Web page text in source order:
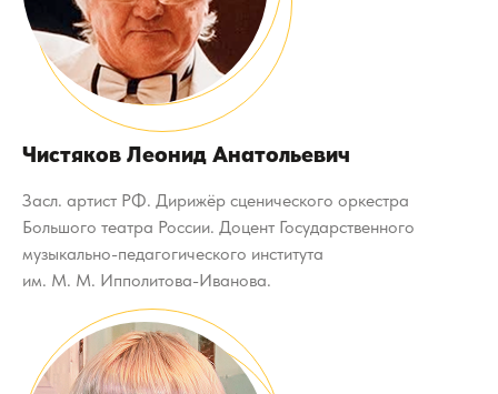
Чистяков Леонид Анатольевич
Засл. артист РФ. Дирижёр сценического оркестра
Большого театра России. Доцент Государственного
музыкально-педагогического института
им. М. М. Ипполитова-Иванова.